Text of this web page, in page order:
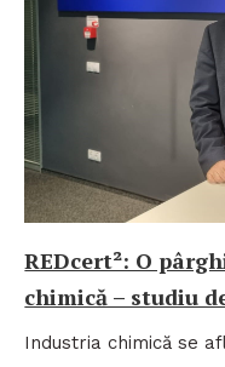
REDcert²: O
chimică – studiu
Industria chimică se